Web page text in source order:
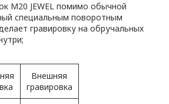
M20 JEWEL помимо обычной
специальным поворотным
гравировку на обручальных
Внешняя
гравировка